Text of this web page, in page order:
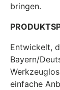
bringen.
Entwickelt,
Bayern/
einfache